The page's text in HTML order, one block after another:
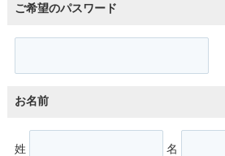
ご希望のパスワード
お名前
姓 名